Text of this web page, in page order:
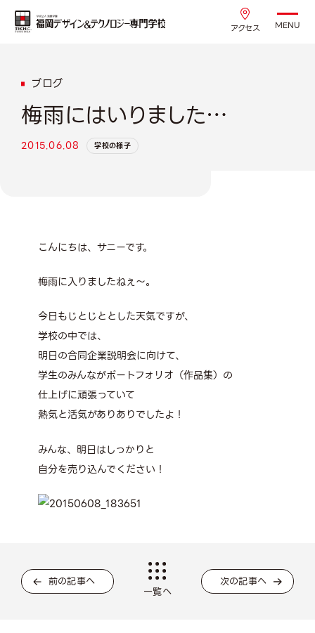
アクセス MENU
ブログ
梅雨にはいりました…
2015.06.08 学校の様子
こんにちは、サニーです。
梅雨に入りましたねぇ～。
今日もじとじととした天気ですが、
学校の中では、
明日の合同企業説明会に向けて、
学生のみんながポートフォリオ（作品集）の
仕上げに頑張っていて
熱気と活気がありありでしたよ！
みんな、明日はしっかりと
自分を売り込んでください！
前の記事へ
一覧へ
次の記事へ